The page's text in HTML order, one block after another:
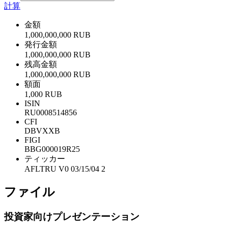
計算
金額
1,000,000,000 RUB
発行金額
1,000,000,000 RUB
残高金額
1,000,000,000 RUB
額面
1,000 RUB
ISIN
RU0008514856
CFI
DBVXXB
FIGI
BBG000019R25
ティッカー
AFLTRU V0 03/15/04 2
ファイル
投資家向けプレゼンテーション